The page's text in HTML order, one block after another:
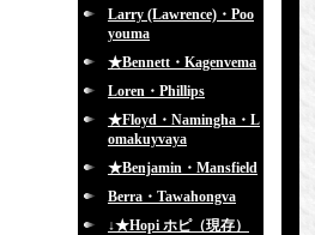
Larry (Lawrence)・Poo
youma
★Bennett・Kagenvema
Loren・Phillips
★Floyd・Namingha・L
omakuyvaya
★Benjamin・Mansfield
Berra・Tawahongva
↓★Hopi ホピ（現存）